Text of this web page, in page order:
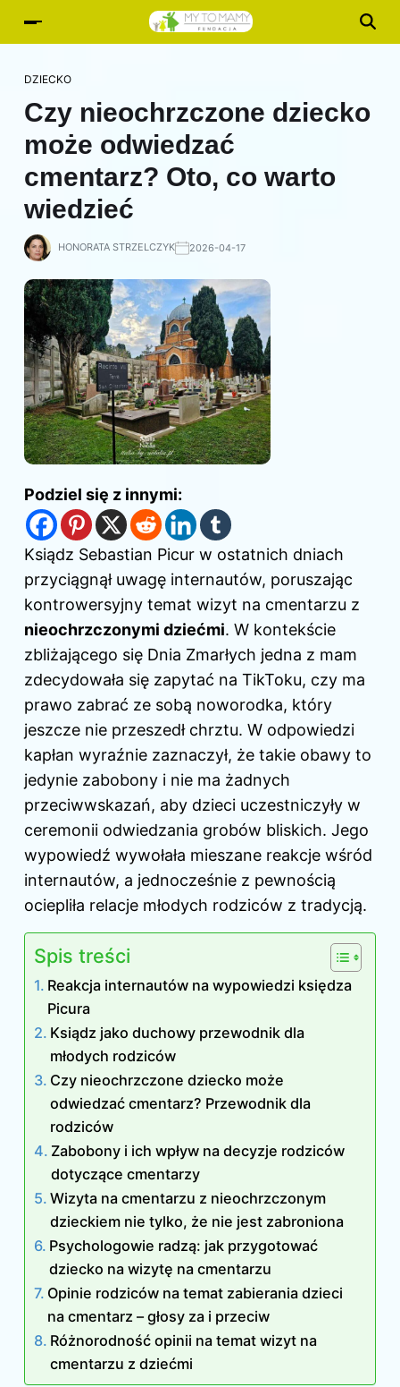
DZIECKO
Czy nieochrzczone dziecko
może odwiedzać
cmentarz? Oto, co warto
wiedzieć
HONORATA STRZELCZYK 2026-04-17
Podziel się z innymi:
Ksiądz Sebastian Picur w ostatnich dniach
przyciągnął uwagę internautów, poruszając
kontrowersyjny temat wizyt na cmentarzu z
nieochrzczonymi dziećmi. W kontekście
zbliżającego się Dnia Zmarłych jedna z mam
zdecydowała się zapytać na TikToku, czy ma
prawo zabrać ze sobą noworodka, który
jeszcze nie przeszedł chrztu. W odpowiedzi
kapłan wyraźnie zaznaczył, że takie obawy to
jedynie zabobony i nie ma żadnych
przeciwwskazań, aby dzieci uczestniczyły w
ceremonii odwiedzania grobów bliskich. Jego
wypowiedź wywołała mieszane reakcje wśród
internautów, a jednocześnie z pewnością
ociepliła relacje młodych rodziców z tradycją.
Spis treści
Reakcja internautów na wypowiedzi księdza
Picura
Ksiądz jako duchowy przewodnik dla
młodych rodziców
Czy nieochrzczone dziecko może
odwiedzać cmentarz? Przewodnik dla
rodziców
Zabobony i ich wpływ na decyzje rodziców
dotyczące cmentarzy
Wizyta na cmentarzu z nieochrzczonym
dzieckiem nie tylko, że nie jest zabroniona
Psychologowie radzą: jak przygotować
dziecko na wizytę na cmentarzu
Opinie rodziców na temat zabierania dzieci
na cmentarz – głosy za i przeciw
Różnorodność opinii na temat wizyt na
cmentarzu z dziećmi